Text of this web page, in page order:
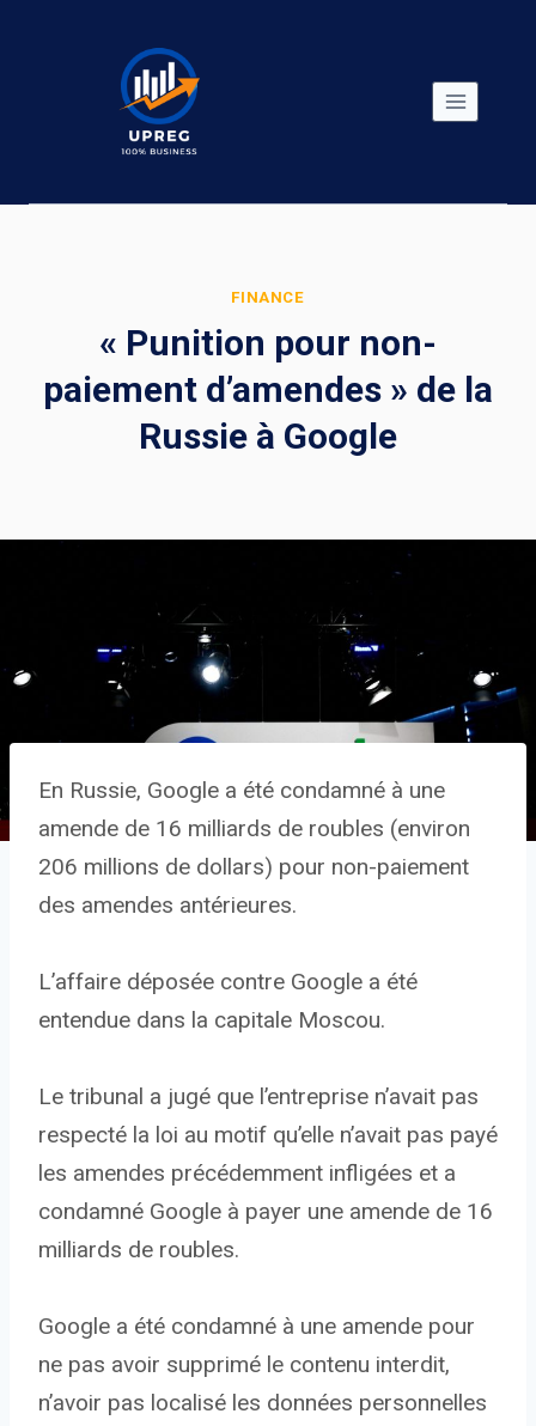
FINANCE
« Punition pour non-
paiement d’amendes » de la
Russie à Google
En Russie, Google a été condamné à une
amende de 16 milliards de roubles (environ
206 millions de dollars) pour non-paiement
des amendes antérieures.
L’affaire déposée contre Google a été
entendue dans la capitale Moscou.
Le tribunal a jugé que l’entreprise n’avait pas
respecté la loi au motif qu’elle n’avait pas payé
les amendes précédemment infligées et a
condamné Google à payer une amende de 16
milliards de roubles.
Google a été condamné à une amende pour
ne pas avoir supprimé le contenu interdit,
n’avoir pas localisé les données personnelles